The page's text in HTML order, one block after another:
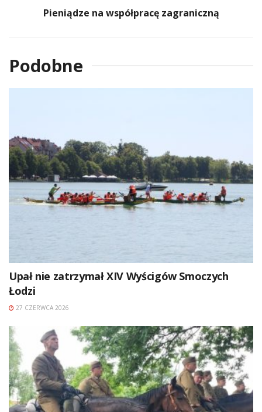
Pieniądze na współpracę zagraniczną
Podobne
Upał nie zatrzymał XIV Wyścigów Smoczych
Łodzi
27 CZERWCA 2026